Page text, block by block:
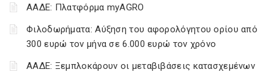
ΑΑΔΕ: Πλατφόρμα myAGRO
Φιλοδωρήματα: Αύξηση του αφορολόγητου ορίου από
300 ευρώ τον μήνα σε 6.000 ευρώ τον χρόνο
ΑΑΔΕ: Ξεμπλοκάρουν οι μεταβιβάσεις κατασχεμένων